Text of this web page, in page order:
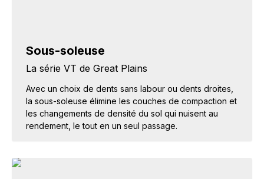
Sous-soleuse
La série VT de Great Plains
Avec un choix de dents sans labour ou dents droites,
la sous-soleuse élimine les couches de compaction et
les changements de densité du sol qui nuisent au
rendement, le tout en un seul passage.